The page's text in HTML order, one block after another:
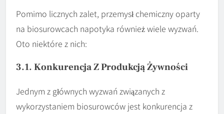
Pomimo licznych zalet, przemysł chemiczny oparty
na biosurowcach napotyka również wiele wyzwań.
Oto niektóre z nich:
3.1. Konkurencja Z Produkcją Żywności
Jednym z głównych wyzwań związanych z
wykorzystaniem biosurowców jest konkurencja z